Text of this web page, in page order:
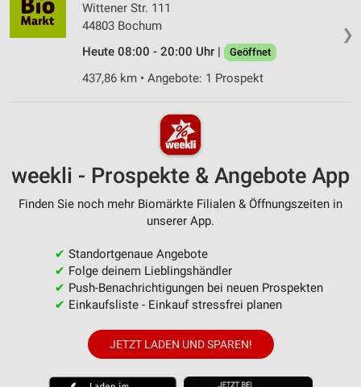
❯
Wittener Str. 111
44803 Bochum
Heute 08:00 - 20:00 Uhr |
Geöffnet
437,86 km • Angebote: 1 Prospekt
weekli - Prospekte & Angebote App
Finden Sie noch mehr Biomärkte Filialen & Öffnungszeiten in
unserer App.
✔ Standortgenaue Angebote
✔ Folge deinem Lieblingshändler
✔ Push-Benachrichtigungen bei neuen Prospekten
✔ Einkaufsliste - Einkauf stressfrei planen
JETZT LADEN UND SPAREN!